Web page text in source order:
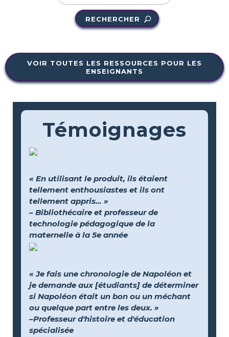
RECHERCHER
VOIR TOUTES LES RESSOURCES POUR LES
ENSEIGNANTS
Témoignages
« En utilisant le produit, ils étaient
tellement enthousiastes et ils ont
tellement appris... »
– Bibliothécaire et professeur de
technologie pédagogique de la
maternelle à la 5e année
« Je fais une chronologie de Napoléon et
je demande aux [étudiants] de déterminer
si Napoléon était un bon ou un méchant
ou quelque part entre les deux. »
–Professeur d'histoire et d'éducation
spécialisée